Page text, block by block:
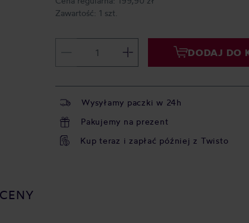
Zawartość: 1 szt.
DODAJ DO
Wysyłamy paczki w 24h
Pakujemy na prezent
Kup teraz i zapłać później z Twisto